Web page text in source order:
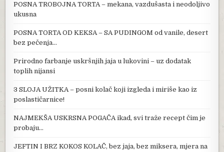
POSNA TROBOJNA TORTA – mekana, vazdušasta i neodoljivo
ukusna
POSNA TORTA OD KEKSA – SA PUDINGOM od vanile, desert
bez pečenja…
Prirodno farbanje uskršnjih jaja u lukovini – uz dodatak
toplih nijansi
3 SLOJA UŽITKA – posni kolač koji izgleda i miriše kao iz
poslastičarnice!
NAJMEKŠA USKRSNA POGAČA ikad, svi traže recept čim je
probaju…
JEFTIN I BRZ KOKOS KOLAČ, bez jaja, bez miksera, mjera na